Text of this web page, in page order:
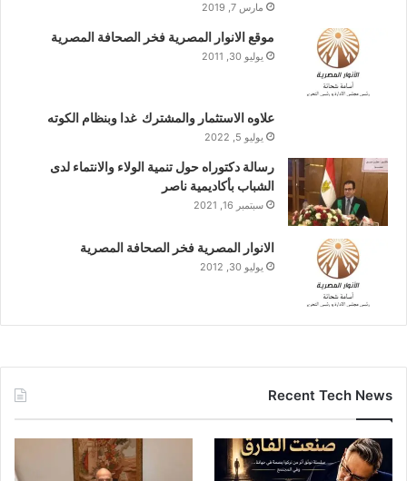
مارس 7, 2019
موقع الانوار المصرية فخر الصحافة المصرية
يوليو 30, 2011
علاوه الاستثمار والمشترك غدا وبنظام الكوته
يوليو 5, 2022
رسالة دكتوراه حول تنمية الولاء والانتماء لدى
الشباب بأكاديمية ناصر
سبتمبر 16, 2021
الانوار المصرية فخر الصحافة المصرية
يوليو 30, 2012
Recent Tech News